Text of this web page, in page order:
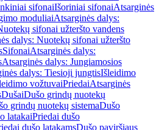
sifonaiIšoriniai sifonaiAtsarginės
moduliaiAtsarginės dalys:
sifonai užteršto vandens
dalys: Nuotekų sifonai užteršto
SifonaiAtsarginės dalys:
Atsarginės dalys: Jungiamosios
dalys: Tiesioji jungtisIšleidimo
vožtuvaiPriedaiAtsarginės
DušaiDušo grindų nuotekų
grindų nuotekų sistemaDušo
latakaiPriedai dušo
dušo latakamsDušo paviršiaus